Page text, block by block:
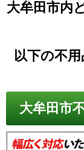
大牟田市内
以下の不
大牟田市